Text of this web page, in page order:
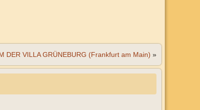
DER VILLA GRÜNEBURG (Frankfurt am Main) »